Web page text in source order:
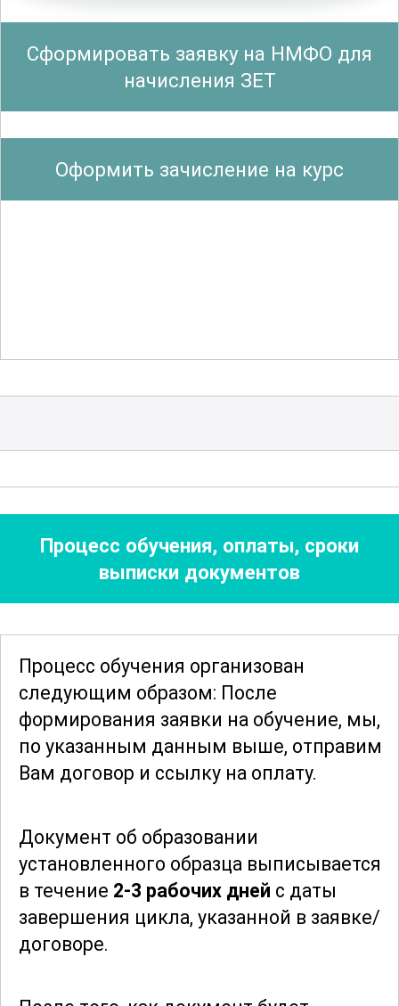
обслуживание оборудования. Это
поможет минимизировать простои и
повысить эффективность
Безопасность является ключевым
элементом в работе оператора
правильно использовать средства
На курсе также изучаются основы
технологического процессавальцовки
различных материалов. Участники
узнают о свойствах металлов,
применяемых в производстве, и о том,
вальцовки. Особое внимание уделяется
вопросам качества готовой продукции
и методам контроля.
Завершив обучение, участники получат
комплексные знания и навыки,
вальцовочной линии. Они будут готовы
к выполнению задач любой сложности
и смогут уверенно работать на любом
производственном предприятии, где
требуется квалифицированный
Сформировать заявку на НМФО для
начисления ЗЕТ
Оформить зачисление на курс
Процесс обучения, оплаты, сроки
выписки документов
Процесс обучения организован
следующим образом: После
формирования заявки на обучение, мы,
по указанным данным выше, отправим
Вам договор и ссылку на оплату.
Документ об образовании
установленного образца выписывается
в течение 2-3 рабочих дней с даты
завершения цикла, указанной в заявке/
договоре.